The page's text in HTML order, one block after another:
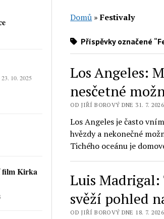
10. 2025
film Kirka
Domů »Festivaly
Příspěvky označené
Los Angeles:
nesčetné
OD JIŘÍ BOROVÝ DNE 31. 7. 2026
Los Angeles je často
hvězdy a nekonečné
Tichého oceánu je
Luis
svěží pohled
OD JIŘÍ BOROVÝ DNE 18. 7. 2026